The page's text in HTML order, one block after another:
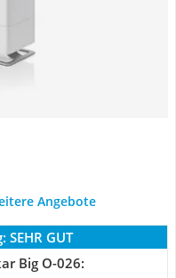
Angebote
SEHR GUT
Big O-026: